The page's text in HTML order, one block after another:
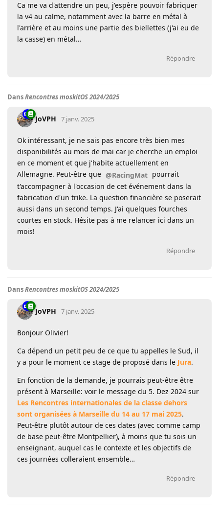
Ca me va d'attendre un peu, j'espère pouvoir fabriquer
la v4 au calme, notamment avec la barre en métal à
l'arrière et au moins une partie des biellettes (j'ai eu de
la casse) en métal…
Répondre
DansRencontres moskitOS 2024/2025
JoVPH 7 janv. 2025
Ok intéressant, je ne sais pas encore très bien mes
disponibilités au mois de mai car je cherche un emploi
en ce moment et que j'habite actuellement en
Allemagne. Peut-être que @RacingMat pourrait
t'accompagner à l'occasion de cet événement dans la
fabrication d'un trike. La question financière se poserait
aussi dans un second temps. J'ai quelques fourches
courtes en stock. Hésite pas à me relancer ici dans un
mois!
Répondre
DansRencontres moskitOS 2024/2025
JoVPH 7 janv. 2025
Bonjour Olivier!
Ca dépend un petit peu de ce que tu appelles le Sud, il
y a pour le moment ce stage de proposé dans le Jura.
En fonction de la demande, je pourrais peut-être être
présent à Marseille: voir le message du 5. Dez 2024 sur
Les Rencontres internationales de la classe dehors
sont organisées à Marseille du 14 au 17 mai 2025.
Peut-être plutôt autour de ces dates (avec comme camp
de base peut-être Montpellier), à moins que tu sois un
enseignant, auquel cas le contexte et les objectifs de
ces journées colleraient ensemble…
Répondre